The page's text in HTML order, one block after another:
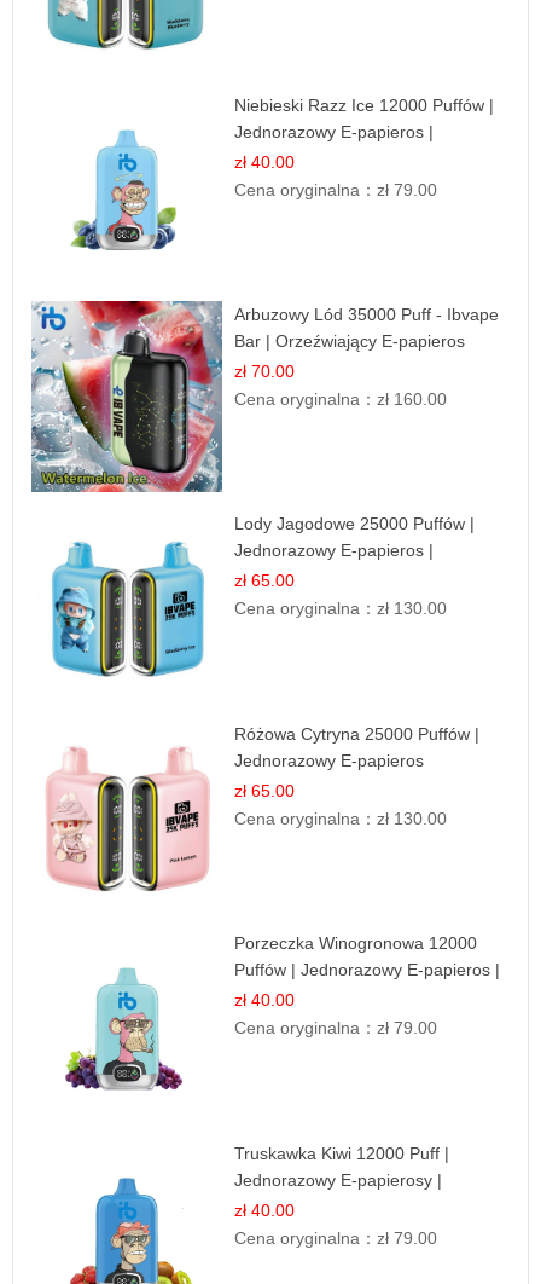
Niebieski Razz Ice 12000 Puffów |
Jednorazowy E-papieros |
Jagodowy Chłód
zł 40.00
Cena oryginalna：zł 79.00
Arbuzowy Lód 35000 Puff - Ibvape
Bar | Orzeźwiający E-papieros
Jednorazowy
zł 70.00
Cena oryginalna：zł 160.00
Lody Jagodowe 25000 Puffów |
Jednorazowy E-papieros |
Deserowy Smak
zł 65.00
Cena oryginalna：zł 130.00
Różowa Cytryna 25000 Puffów |
Jednorazowy E-papieros
zł 65.00
Cena oryginalna：zł 130.00
Porzeczka Winogronowa 12000
Puffów | Jednorazowy E-papieros |
Owocowy Miks
zł 40.00
Cena oryginalna：zł 79.00
Truskawka Kiwi 12000 Puff |
Jednorazowy E-papierosy |
Owocowa Mieszanka
zł 40.00
Cena oryginalna：zł 79.00